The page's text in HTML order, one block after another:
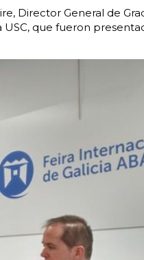
Director General de
que fueron